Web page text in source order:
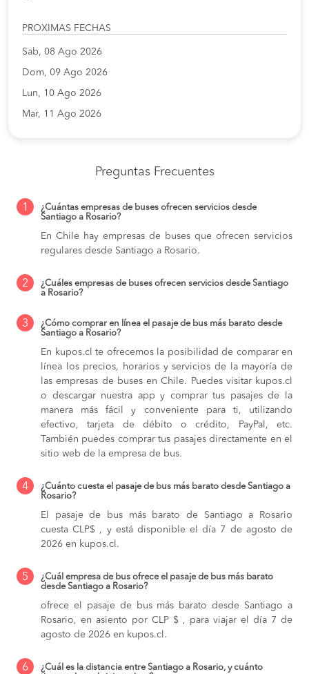
PROXIMAS FECHAS
Sab, 08 Ago 2026
Dom, 09 Ago 2026
Lun, 10 Ago 2026
Mar, 11 Ago 2026
Preguntas Frecuentes
1
¿Cuántas empresas de buses ofrecen servicios desde
Santiago a Rosario?
En Chile hay empresas de buses que ofrecen servicios
regulares desde Santiago a Rosario.
2
¿Cuáles empresas de buses ofrecen servicios desde Santiago
a Rosario?
3
¿Cómo comprar en línea el pasaje de bus más barato desde
Santiago a Rosario?
En kupos.cl te ofrecemos la posibilidad de comparar en
línea los precios, horarios y servicios de la mayoría de
las empresas de buses en Chile. Puedes visitar kupos.cl
o descargar nuestra app y comprar tus pasajes de la
manera más fácil y conveniente para ti, utilizando
efectivo, tarjeta de débito o crédito, PayPal, etc.
También puedes comprar tus pasajes directamente en el
sitio web de la empresa de bus.
4
¿Cuánto cuesta el pasaje de bus más barato desde Santiago a
Rosario?
El pasaje de bus más barato de Santiago a Rosario
cuesta CLP$ , y está disponible el día 7 de agosto de
2026 en kupos.cl.
5
¿Cuál empresa de bus ofrece el pasaje de bus más barato
desde Santiago a Rosario?
ofrece el pasaje de bus más barato desde Santiago a
Rosario, en asiento por CLP $ , para viajar el día 7 de
agosto de 2026 en kupos.cl.
6
¿Cuál es la distancia entre Santiago a Rosario, y cuánto